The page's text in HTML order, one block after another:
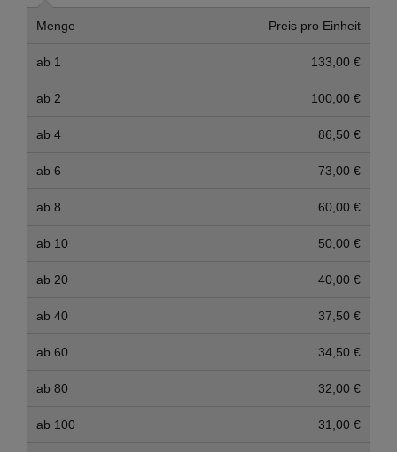
Menge Preis pro Einheit
ab 1 133,00 €
ab 2 100,00 €
ab 4 86,50 €
ab 6 73,00 €
ab 8 60,00 €
ab 10 50,00 €
ab 20 40,00 €
ab 40 37,50 €
ab 60 34,50 €
ab 80 32,00 €
ab 100 31,00 €